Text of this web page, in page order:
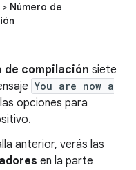
> Número de
de compilación siete
You are now a
opciones para
anterior, verás las
en la parte